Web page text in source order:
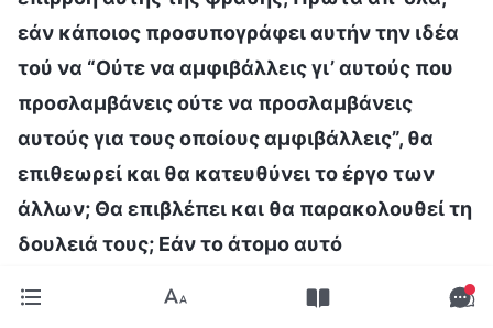
εάν κάποιος προσυπογράφει αυτήν την ιδέα
τού να “Ούτε να αμφιβάλλεις γι’ αυτούς που
προσλαμβάνεις ούτε να προσλαμβάνεις
αυτούς για τους οποίους αμφιβάλλεις”, θα
επιθεωρεί και θα κατευθύνει το έργο των
άλλων; Θα επιβλέπει και θα παρακολουθεί τη
δουλειά τους; Εάν το άτομο αυτό
ποτέ δεν τους επιθεωρεί ούτε τους